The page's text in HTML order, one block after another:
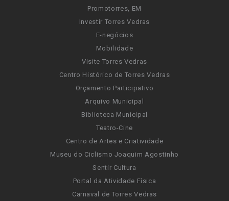
Promotorres, EM
Investir Torres Vedras
E-negócios
Mobilidade
Visite Torres Vedras
Centro Histórico de Torres Vedras
Orçamento Participativo
Arquivo Municipal
Biblioteca Municipal
Teatro-Cine
Centro de Artes e Criatividade
Museu do Ciclismo Joaquim Agostinho
Sentir Cultura
Portal da Atividade Física
Carnaval de Torres Vedras